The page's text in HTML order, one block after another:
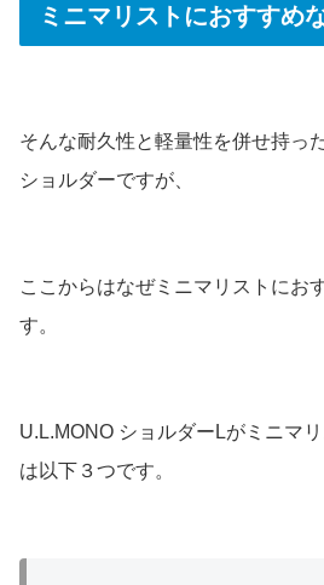
ミニマリストにおすすめ
そんな耐久性と軽量性を併せ持っ
ショルダーですが、
ここからはなぜミニマリストにお
す。
U.L.MONO ショルダーLがミニマ
は以下３つです。